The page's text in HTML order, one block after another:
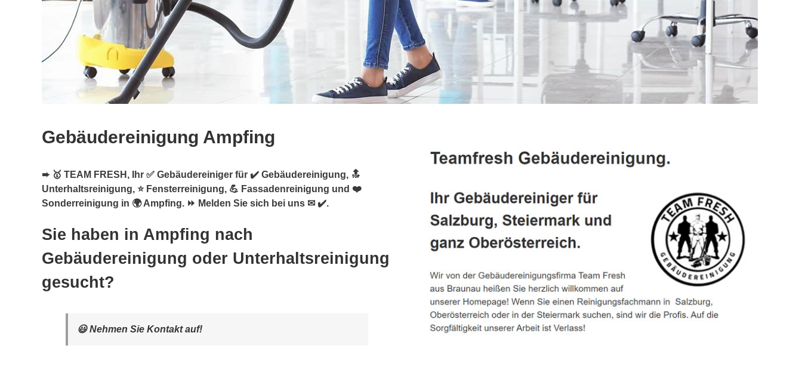
Gebäudereinigung Ampfing
➨ 🥇 TEAM FRESH, Ihr ✅ Gebäudereiniger für ✔️ Gebäudereinigung, 🔝
Unterhaltsreinigung, ⭐ Fensterreinigung, 💪 Fassadenreinigung und ❤️
Sonderreinigung in 🌍 Ampfing. ⏩ Melden Sie sich bei uns ✉ ✔️.
Sie haben in Ampfing nach
Gebäudereinigung oder Unterhaltsreinigung
gesucht?
😃 Nehmen Sie Kontakt auf!